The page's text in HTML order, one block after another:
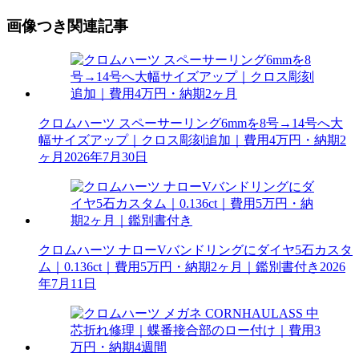
画像つき関連記事
クロムハーツ スペーサーリング6mmを8号→14号へ大
幅サイズアップ｜クロス彫刻追加｜費用4万円・納期2
ヶ月 2026年7月30日
クロムハーツ ナローVバンドリングにダイヤ5石カスタ
ム｜0.136ct｜費用5万円・納期2ヶ月｜鑑別書付き 2026
年7月11日